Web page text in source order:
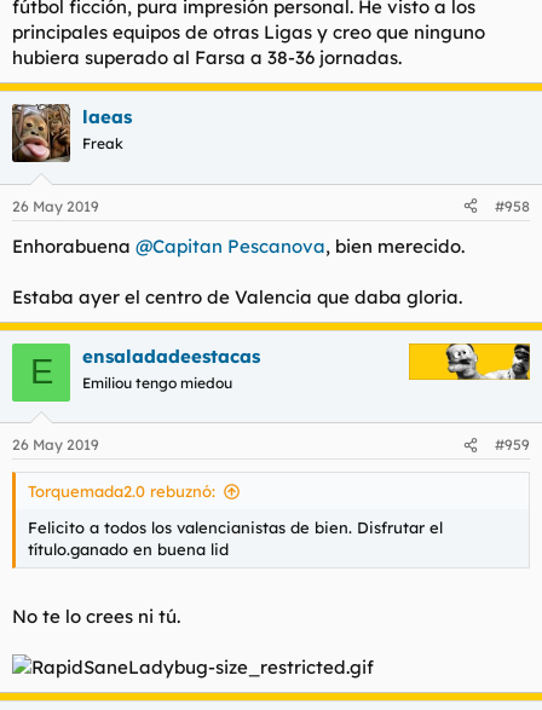
fútbol ficción, pura impresión personal. He visto a los
principales equipos de otras Ligas y creo que ninguno
hubiera superado al Farsa a 38-36 jornadas.
laeas
Freak
26 May 2019 #958
Enhorabuena @Capitan Pescanova, bien merecido.
Estaba ayer el centro de Valencia que daba gloria.
E ensaladadeestacas
Emiliou tengo miedou
26 May 2019 #959
Torquemada2.0 rebuznó:
Felicito a todos los valencianistas de bien. Disfrutar el
título.ganado en buena lid
No te lo crees ni tú.